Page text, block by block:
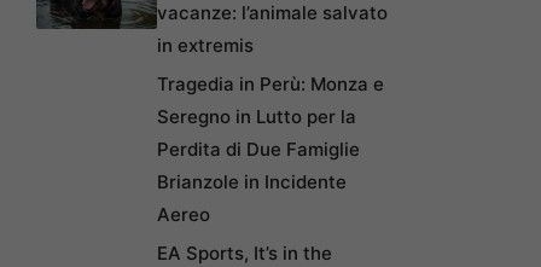
vacanze: l’animale salvato
in extremis
Tragedia in Perù: Monza e
Seregno in Lutto per la
Perdita di Due Famiglie
Brianzole in Incidente
Aereo
EA Sports, It’s in the